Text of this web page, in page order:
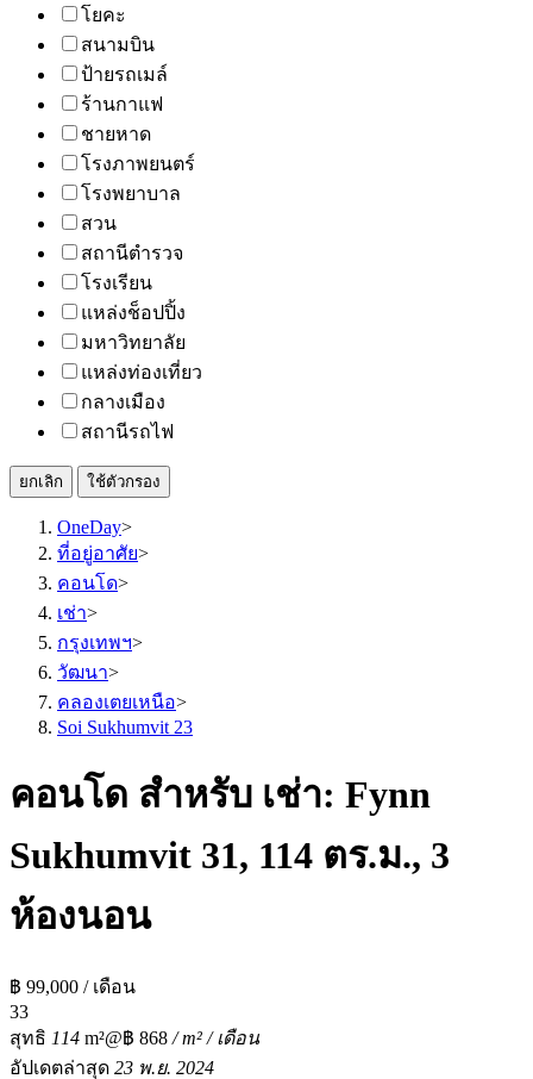
โยคะ
สนามบิน
ป้ายรถเมล์
ร้านกาแฟ
ชายหาด
โรงภาพยนตร์
โรงพยาบาล
สวน
สถานีตำรวจ
โรงเรียน
แหล่งช็อปปิ้ง
มหาวิทยาลัย
แหล่งท่องเที่ยว
กลางเมือง
สถานีรถไฟ
ยกเลิก ใช้ตัวกรอง
OneDay>
ที่อยู่อาศัย>
คอนโด>
เช่า>
กรุงเทพฯ>
วัฒนา>
คลองเตยเหนือ>
Soi Sukhumvit 23
คอนโด สำหรับ เช่า: Fynn
Sukhumvit 31, 114 ตร.ม., 3
ห้องนอน
฿ 99,000 / เดือน
33
สุทธิ 114 m²@฿ 868 / m² / เดือน
อัปเดตล่าสุด 23 พ.ย. 2024